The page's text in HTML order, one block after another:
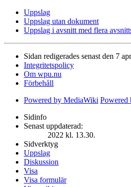
Uppslag
Uppslag utan dokument
Uppslag i avsnitt med flera
Sidan redigerades senast den 7
Integritetspolicy
Om wpu.nu
Förbehåll
Powered by MediaWiki Powered
Sidinfo
Senast uppdaterad:
2022 kl. 13.30.
Sidverktyg
Uppslag
Diskussion
Visa
Visa formulär